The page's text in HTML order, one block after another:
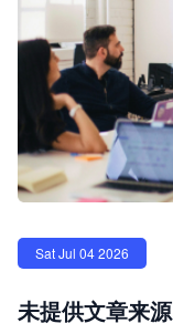
Sat Jul 04 2026
未提供文章来源